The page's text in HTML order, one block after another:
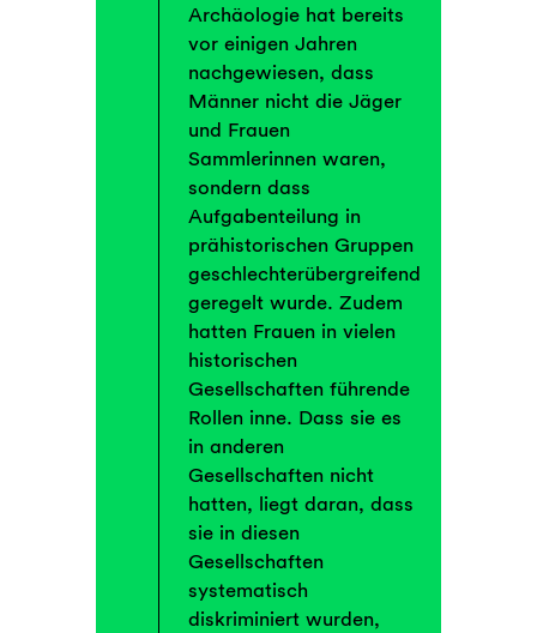
Archäologie hat bereits
vor einigen Jahren
nachgewiesen, dass
Männer nicht die Jäger
und Frauen
Sammlerinnen waren,
sondern dass
Aufgabenteilung in
prähistorischen Gruppen
geschlechterübergreifend
geregelt wurde. Zudem
hatten Frauen in vielen
historischen
Gesellschaften führende
Rollen inne. Dass sie es
in anderen
Gesellschaften nicht
hatten, liegt daran, dass
sie in diesen
Gesellschaften
systematisch
diskriminiert wurden,